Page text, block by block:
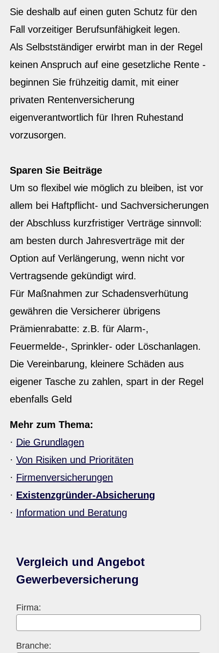
Sie deshalb auf einen guten Schutz für den
Fall vorzeitiger Berufs­unfähig­keit legen.
Als Selbstständiger erwirbt man in der Regel
keinen Anspruch auf eine gesetzliche Rente -
beginnen Sie frühzeitig damit, mit einer
privaten Rentenversicherung
eigenverantwortlich für Ihren Ruhestand
vorzusorgen.
Sparen Sie Beiträge
Um so flexibel wie möglich zu bleiben, ist vor
allem bei Haft­pflicht- und Sachversicherungen
der Abschluss kurzfristiger Verträge sinnvoll:
am besten durch Jahresverträge mit der
Option auf Verlängerung, wenn nicht vor
Vertragsende gekündigt wird.
Für Maßnahmen zur Schadensverhütung
gewähren die Versicherer übrigens
Prämienrabatte: z.B. für Alarm-,
Feuermelde-, Sprinkler- oder Löschanlagen.
Die Vereinbarung, kleinere Schäden aus
eigener Tasche zu zahlen, spart in der Regel
ebenfalls Geld
Mehr zum Thema:
· Die Grundlagen
· Von Risiken und Prioritäten
· Firmenversicherungen
· Existenzgründer-Absicherung
· Information und Beratung
Vergleich und Angebot
Gewerbeversicherung
Firma:
Branche: